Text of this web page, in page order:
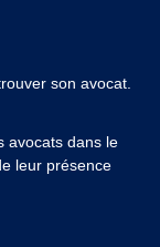
son avocat.
avocats dans le
leur présence